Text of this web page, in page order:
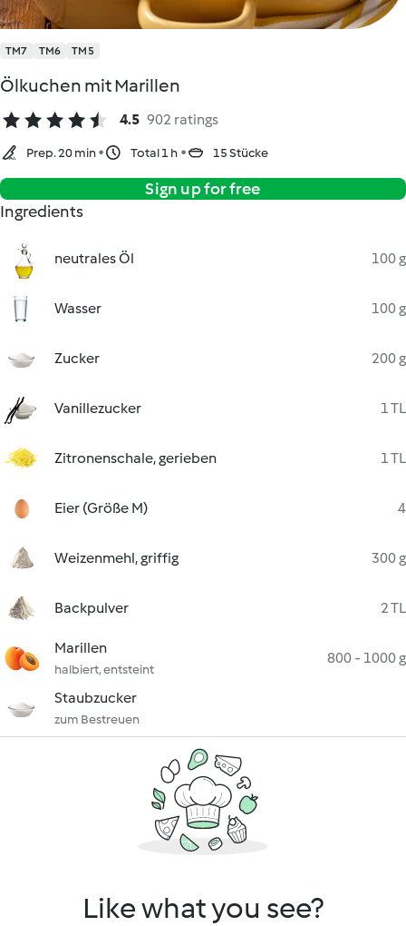
TM7 TM6 TM5
Ölkuchen mit Marillen
4.5 902 ratings
Prep. 20 min Total 1 h 15 Stücke
Sign up for free
Ingredients
neutrales Öl 100 g
Wasser 100 g
Zucker 200 g
Vanillezucker 1 TL
Zitronenschale, gerieben 1 TL
Eier (Größe M) 4
Weizenmehl, griffig 300 g
Backpulver 2 TL
Marillen
halbiert, entsteint
800 - 1000 g
Staubzucker
zum Bestreuen
Like what you see?